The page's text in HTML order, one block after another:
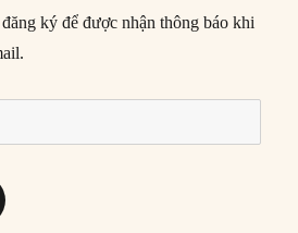
ký để được nhận thông báo khi